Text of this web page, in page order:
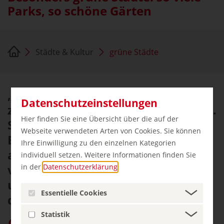
Datenschutzeinstellungen
Hier finden Sie eine Übersicht über die auf der
Webseite verwendeten Arten von Cookies. Sie können
Ihre Einwilligung zu den einzelnen Kategorien
individuell setzen. Weitere Informationen finden Sie
in der Datenschutzerklärung
Essentielle Cookies
Statistik
Parks, so schöne Gärten
Städte & Kultur grüne Städte
„Raus ins Grüne“ bedeutet nicht
zwangsläufig „Raus aus der Stadt“.
Schließlich sorgen Parks,
Botanische Gärten, Auen und Co.
auch im „Großstadtdschungel“ für
viel Erholung. Kassel, Essen, Halle
und Osnabrück tun sich
diesbezüglich besonders hervor …